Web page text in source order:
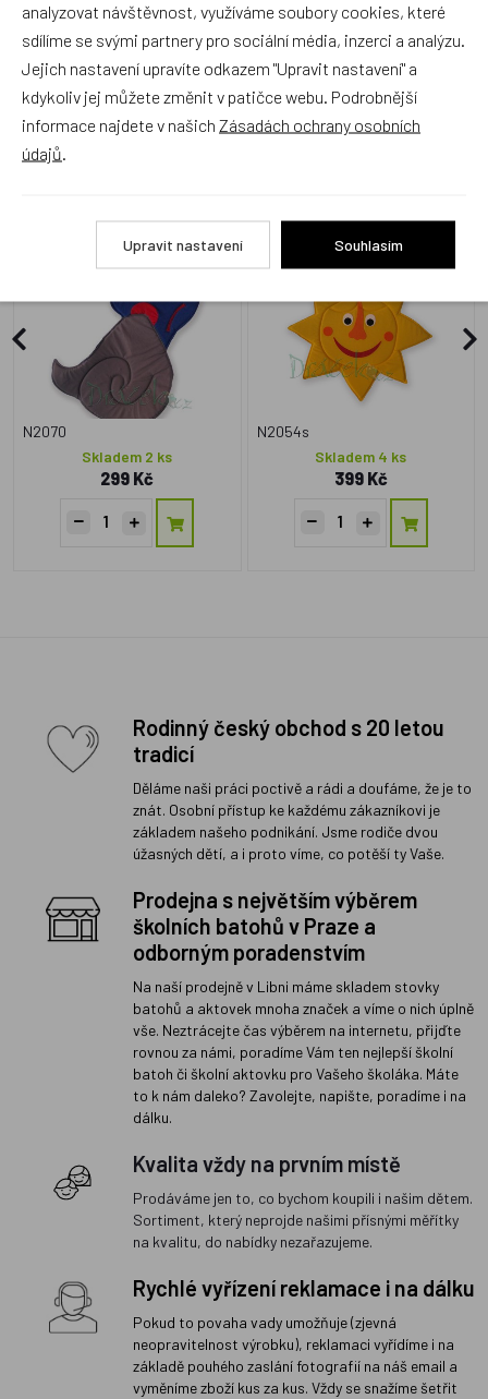
Alternativní zboží
N2070
Skladem 2 ks
299 Kč
N2054s
Skladem 4 ks
399 Kč
Rodinný český obchod s 20 letou
tradicí
Děláme naši práci poctivě a rádi a doufáme, že je to
znát. Osobní přístup ke každému zákazníkovi je
základem našeho podnikání. Jsme rodiče dvou
úžasných dětí, a i proto víme, co potěší ty Vaše.
Prodejna s největším výběrem
školních batohů v Praze a
odborným poradenstvím
Na naší prodejně v Libni máme skladem stovky
batohů a aktovek mnoha značek a víme o nich úplně
vše. Neztrácejte čas výběrem na internetu, přijďte
rovnou za námi, poradíme Vám ten nejlepší školní
batoh či školní aktovku pro Vašeho školáka. Máte
to k nám daleko? Zavolejte, napište, poradíme i na
dálku.
Kvalita vždy na prvním místě
Prodáváme jen to, co bychom koupili i našim dětem.
Sortiment, který neprojde našimi přísnými měřítky
na kvalitu, do nabídky nezařazujeme.
Rychlé vyřízení reklamace i na dálku
Pokud to povaha vady umožňuje (zjevná
neopravitelnost výrobku), reklamaci vyřídíme i na
základě pouhého zaslání fotografií na náš email a
vyměníme zboží kus za kus. Vždy se snažíme šetřit
analyzovat návštěvnost, využíváme soubory cookies, které
sdílíme se svými partnery pro sociální média, inzerci a analýzu.
Jejich nastavení upravíte odkazem "Upravit nastavení" a
kdykoliv jej můžete změnit v patičce webu. Podrobnější
informace najdete v našich Zásadách ochrany osobních
údajů
Upravit nastavení Souhlasím